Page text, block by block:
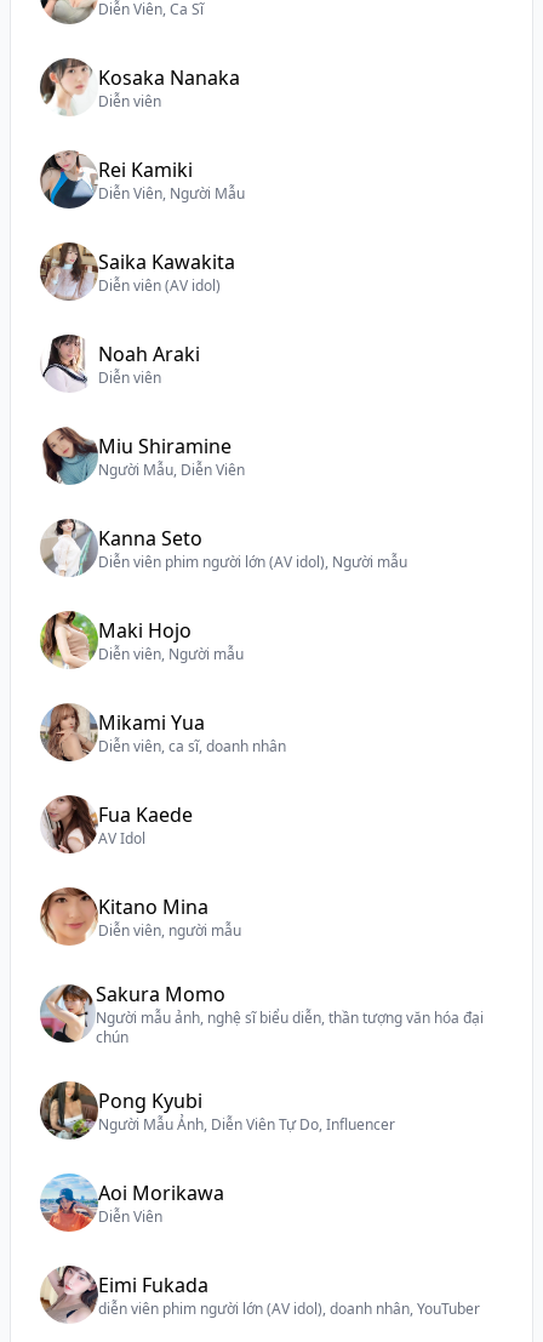
Diễn Viên, Ca Sĩ
Kosaka Nanaka
Diễn viên
Rei Kamiki
Diễn Viên, Người Mẫu
Saika Kawakita
Diễn viên (AV idol)
Noah Araki
Diễn viên
Miu Shiramine
Người Mẫu, Diễn Viên
Kanna Seto
Diễn viên phim người lớn (AV idol), Người mẫu
Maki Hojo
Diễn viên, Người mẫu
Mikami Yua
Diễn viên, ca sĩ, doanh nhân
Fua Kaede
AV Idol
Kitano Mina
Diễn viên, người mẫu
Sakura Momo
Người mẫu ảnh, nghệ sĩ biểu diễn, thần tượng văn hóa đại
chún
Pong Kyubi
Người Mẫu Ảnh, Diễn Viên Tự Do, Influencer
Aoi Morikawa
Diễn Viên
Eimi Fukada
diễn viên phim người lớn (AV idol), doanh nhân, YouTuber